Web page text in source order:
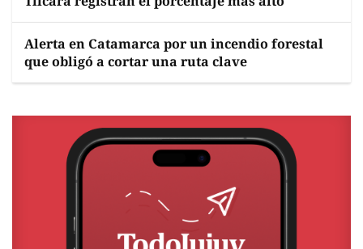
Alerta en Catamarca por un incendio forestal
que obligó a cortar una ruta clave